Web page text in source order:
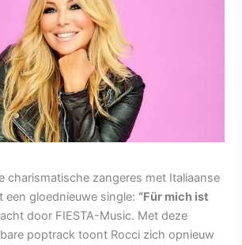
charismatische zangeres met Italiaanse
een gloednieuwe single: “Für mich ist
door FIESTA-Music. Met deze
poptrack toont Rocci zich opnieuw